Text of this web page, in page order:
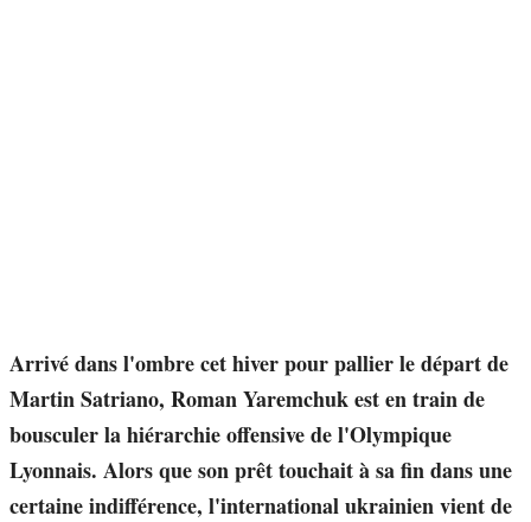
Arrivé dans l'ombre cet hiver pour pallier le départ de
Martin Satriano, Roman Yaremchuk est en train de
bousculer la hiérarchie offensive de l'Olympique
Lyonnais. Alors que son prêt touchait à sa fin dans une
certaine indifférence, l'international ukrainien vient de